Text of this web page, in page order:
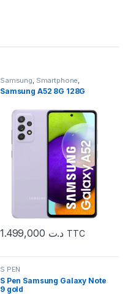
Samsung Smartphone
Téléphonie
Samsung A52 8G 128G
د.ت TTC
S PEN
S Pen Samsung Galaxy Note
9 gold